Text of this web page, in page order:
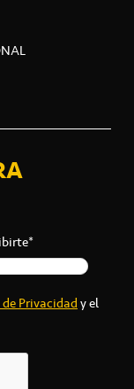
Privacidady el